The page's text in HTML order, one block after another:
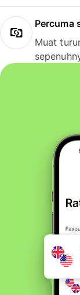
Percuma
Muat